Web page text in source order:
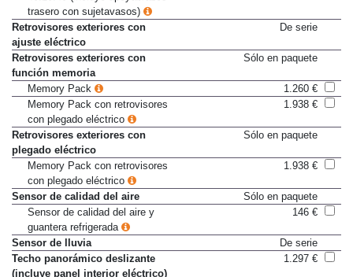
trasero con sujetavasos)
Retrovisores exteriores con
ajuste eléctrico
De serie
Retrovisores exteriores con
función memoria
Sólo en paquete
Memory Pack
1.260 €
Memory Pack con retrovisores
con plegado eléctrico
1.938 €
Retrovisores exteriores con
plegado eléctrico
Sólo en paquete
Memory Pack con retrovisores
con plegado eléctrico
1.938 €
Sensor de calidad del aire
Sólo en paquete
Sensor de calidad del aire y
guantera refrigerada
146 €
Sensor de lluvia
De serie
Techo panorámico deslizante
(incluye panel interior eléctrico)
1.297 €